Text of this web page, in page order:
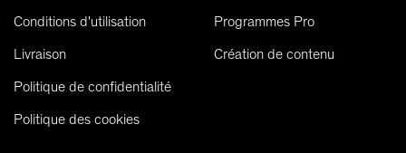
Conditions d'utilisation
Livraison
Politique de confidentialité
Politique des cookies
Programmes Pro
Création de contenu